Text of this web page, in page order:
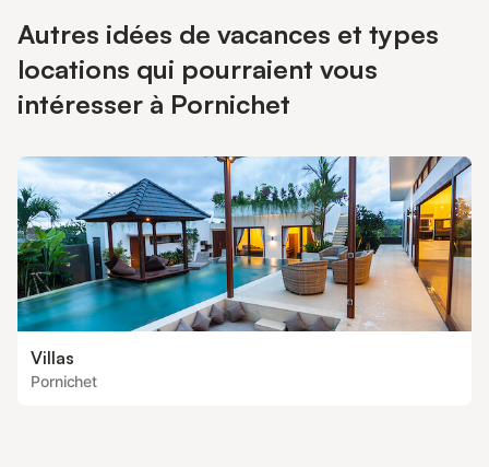
Autres idées de vacances et types
locations qui pourraient vous
intéresser à Pornichet
Villas
Pornichet